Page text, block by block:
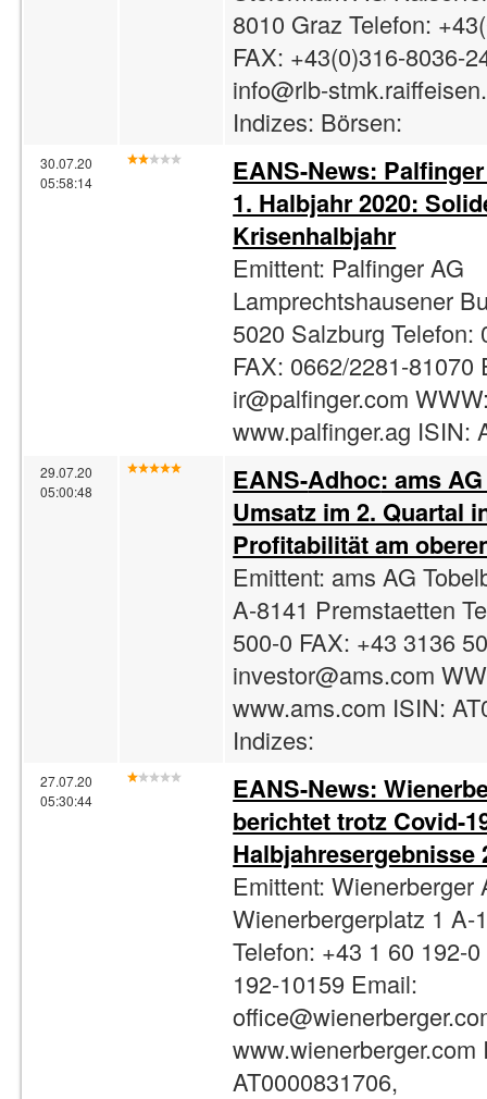
8010 Graz Telefon:
FAX: +43(0)316-8036-
info@rlb-
Indizes: Börsen:
30.07.20
05:58:14
EANS-News:
1. Halbjahr 2020:
Krisenhalbjahr
Emittent: Palfinger AG
Lamprechtshausener
5020 Salzburg Telefon:
FAX: 0662/2281-81070
ir@palfinger.com
www.palfinger.ag ISIN:
29.07.20
05:00:48
EANS-Adhoc: ams
Umsatz im 2. Quartal
Profitabilität am
Emittent: ams AG
A-8141 Premstaetten
500-0 FAX: +43 3136
investor@ams.com
www.ams.com ISIN:
Indizes:
27.07.20
05:30:44
EANS-News:
berichtet trotz Covid-
Halbjahresergebnisse
Emittent: Wienerberger
Wienerbergerplatz 1 A-
Telefon: +43 1 60 192-
192-10159 Email:
www.wienerberger.com
AT0000831706,